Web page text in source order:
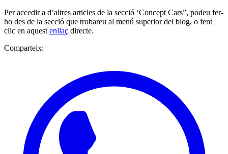
Per accedir a d’altres articles de la secció ‘Concept Cars”, podeu fer-
ho des de la secció que trobareu al menú superior del blog, o fent
clic en aquest enllaç directe.
Comparteix: